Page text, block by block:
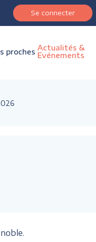
Se connecter
proches Actualités &
Evénements